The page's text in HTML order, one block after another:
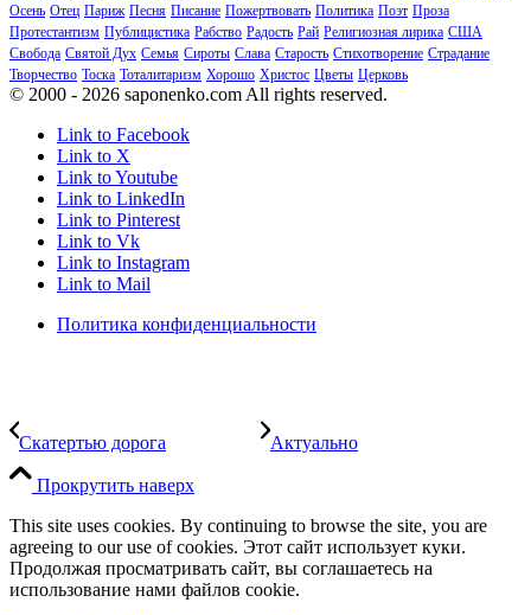
Осень Отец Париж Песня Писание Пожертвовать Политика Поэт Проза
Протестантизм Публицистика Рабство Радость Рай Религиозная лирика США
Свобода Святой Дух Семья Сироты Слава Старость Стихотворение Страдание
Творчество Тоска Тоталитаризм Хорошо Христос Цветы Церковь
© 2000 - 2026 saponenko.com All rights reserved.
Link to Facebook
Link to X
Link to Youtube
Link to LinkedIn
Link to Pinterest
Link to Vk
Link to Instagram
Link to Mail
Политика конфиденциальности
Скатертью дорога Актуально
Прокрутить наверх
This site uses cookies. By continuing to browse the site, you are
agreeing to our use of cookies. Этот сайт использует куки.
Продолжая просматривать сайт, вы соглашаетесь на
использование нами файлов cookie.